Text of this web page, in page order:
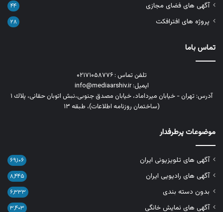
آگهی های فضای مجازی ۴۴
پروژه های افترافکت ۲۸
تماس باما
تلفن تماس : ۰۲۱۷۱۰۵۸۷۷۶
ایمیل: info@mediaarshiv.ir
آدرس: تهران - خیابان میرداماد، خیابان مصدق جنوبی،نبش اتوبان حقانی، پلاك ١
(ساختمان روزنامه اطلاعات)، طبقه ۱۳
موضوعات پرطرفدار
آگهی های تلویزیونی ایران ۶۹,۱۰۶
آگهی های رادیویی ایران ۸,۴۴۵
بدون دسته بندی ۶,۳۳۳
آگهی های نمایش خانگی ۳,۴۰۳